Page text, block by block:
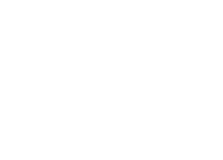
ورزش به یکی از پر هزینه ترین ورزش
هیجان این ورزش باعث می شود هزینه های
دیده نشود. یکی از لوازم و تجهیزاتی
است چرخ ها، تایر ها و دیسک ها و لنت
به این دلیل اهمیت بسیار زیادی دارد
زمین با خودرو چرخ ها هستند. در این
اهمیت هر یک از تجهیزات مورد نیاز
خواهیم پرداخت.